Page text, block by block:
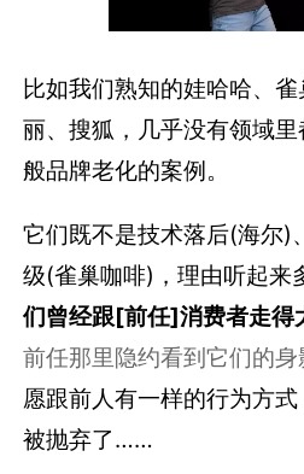
比如我们熟知的娃哈哈、
丽、搜狐，几乎没有领域
般品牌老化的案例。
它们既不是技术落后(海尔)
级(雀巢咖啡)，理由听起来
们曾经跟[前任]消费者走得
前任那里隐约看到它们的身
愿跟前人有一样的行为方
被抛弃了……